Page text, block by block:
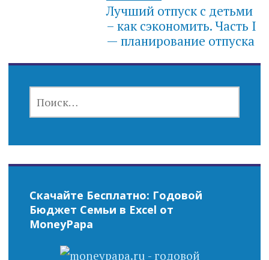
Лучший отпуск с детьми
– как сэкономить. Часть I
— планирование отпуска
Скачайте Бесплатно: Годовой
Бюджет Семьи в Excel от
MoneyPapa